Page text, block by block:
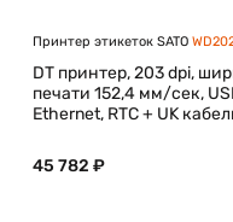
Принтер этикеток SATO
DT принтер, 203 dpi,
печати 152,4 мм/сек,
Ethernet, RTC + UK
45 782 ₽